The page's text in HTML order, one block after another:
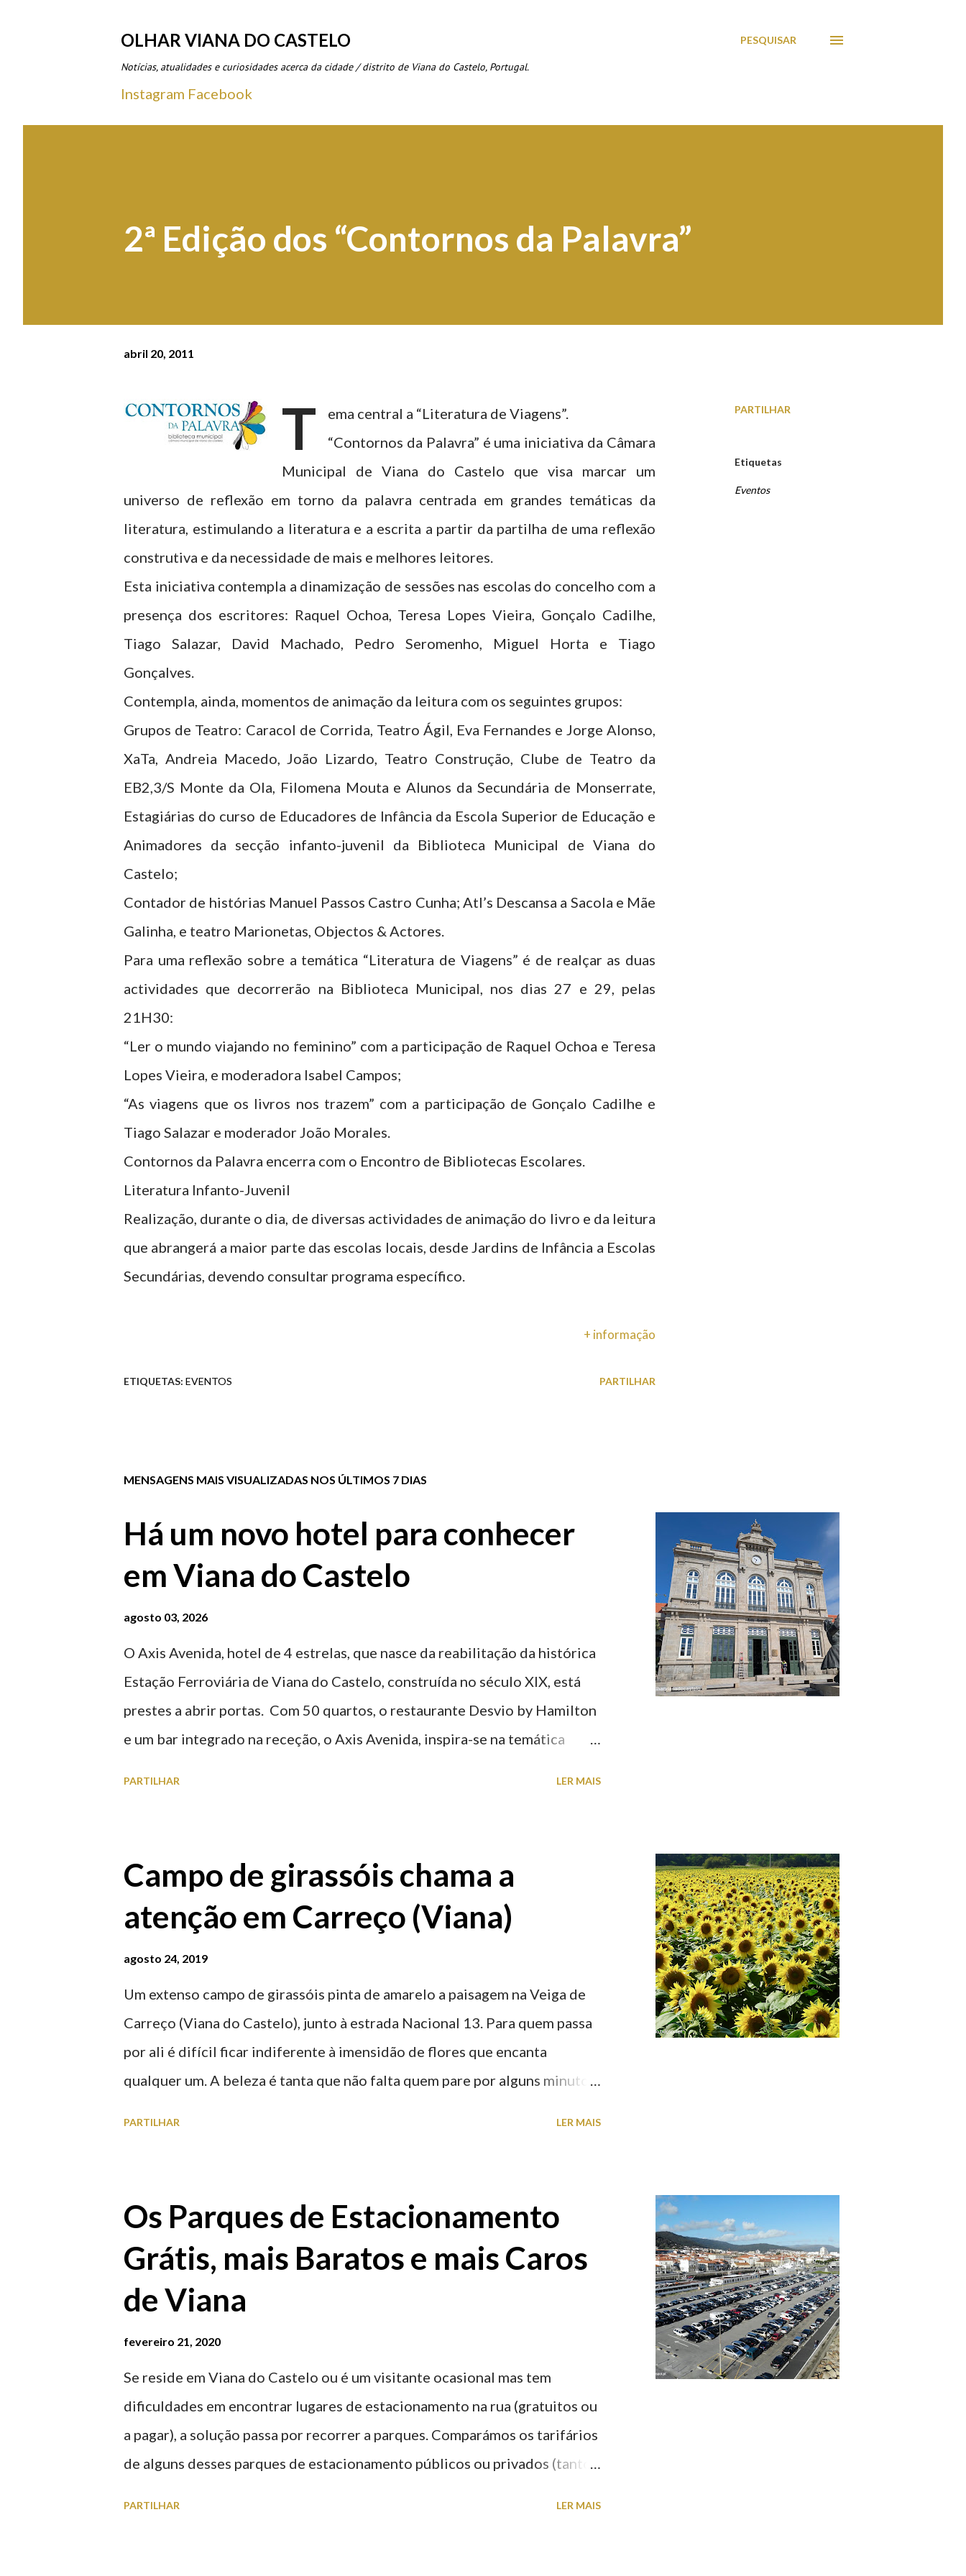
OLHAR VIANA DO CASTELO
Notícias, atualidades e curiosidades acerca da cidade / distrito de Viana do Castelo, Portugal.
PESQUISAR
Instagram Facebook
2ª Edição dos “Contornos da Palavra”
abril 20, 2011
T
ema central a “Literatura de Viagens”.
“Contornos da Palavra” é uma iniciativa da Câmara
Municipal de Viana do Castelo que visa marcar um
universo de reflexão em torno da palavra centrada em grandes temáticas da
literatura, estimulando a literatura e a escrita a partir da partilha de uma reflexão
construtiva e da necessidade de mais e melhores leitores.
Esta iniciativa contempla a dinamização de sessões nas escolas do concelho com a
presença dos escritores: Raquel Ochoa, Teresa Lopes Vieira, Gonçalo Cadilhe,
Tiago Salazar, David Machado, Pedro Seromenho, Miguel Horta e Tiago
Gonçalves.
Contempla, ainda, momentos de animação da leitura com os seguintes grupos:
Grupos de Teatro: Caracol de Corrida, Teatro Ágil, Eva Fernandes e Jorge Alonso,
XaTa, Andreia Macedo, João Lizardo, Teatro Construção, Clube de Teatro da
EB2,3/S Monte da Ola, Filomena Mouta e Alunos da Secundária de Monserrate,
Estagiárias do curso de Educadores de Infância da Escola Superior de Educação e
Animadores da secção infanto-juvenil da Biblioteca Municipal de Viana do
Castelo;
Contador de histórias Manuel Passos Castro Cunha; Atl’s Descansa a Sacola e Mãe
Galinha, e teatro Marionetas, Objectos & Actores.
Para uma reflexão sobre a temática “Literatura de Viagens” é de realçar as duas
actividades que decorrerão na Biblioteca Municipal, nos dias 27 e 29, pelas
21H30:
“Ler o mundo viajando no feminino” com a participação de Raquel Ochoa e Teresa
Lopes Vieira, e moderadora Isabel Campos;
“As viagens que os livros nos trazem” com a participação de Gonçalo Cadilhe e
Tiago Salazar e moderador João Morales.
Contornos da Palavra encerra com o Encontro de Bibliotecas Escolares.
Literatura Infanto-Juvenil
Realização, durante o dia, de diversas actividades de animação do livro e da leitura
que abrangerá a maior parte das escolas locais, desde Jardins de Infância a Escolas
Secundárias, devendo consultar programa específico.
+ informação
PARTILHAR
Etiquetas
Eventos
ETIQUETAS: EVENTOS PARTILHAR
MENSAGENS MAIS VISUALIZADAS NOS ÚLTIMOS 7 DIAS
Há um novo hotel para conhecer
em Viana do Castelo
agosto 03, 2026
O Axis Avenida, hotel de 4 estrelas, que nasce da reabilitação da histórica
Estação Ferroviária de Viana do Castelo, construída no século XIX, está
prestes a abrir portas. Com 50 quartos, o restaurante Desvio by Hamilton
e um bar integrado na receção, o Axis Avenida, inspira-se na temática
PARTILHAR LER MAIS
Campo de girassóis chama a
atenção em Carreço (Viana)
agosto 24, 2019
Um extenso campo de girassóis pinta de amarelo a paisagem na Veiga de
Carreço (Viana do Castelo), junto à estrada Nacional 13. Para quem passa
por ali é difícil ficar indiferente à imensidão de flores que encanta
qualquer um. A beleza é tanta que não falta quem pare por alguns minutos
PARTILHAR LER MAIS
Os Parques de Estacionamento
Grátis, mais Baratos e mais Caros
de Viana
fevereiro 21, 2020
Se reside em Viana do Castelo ou é um visitante ocasional mas tem
dificuldades em encontrar lugares de estacionamento na rua (gratuitos ou
a pagar), a solução passa por recorrer a parques. Comparámos os tarifários
de alguns desses parques de estacionamento públicos ou privados (tanto
PARTILHAR LER MAIS